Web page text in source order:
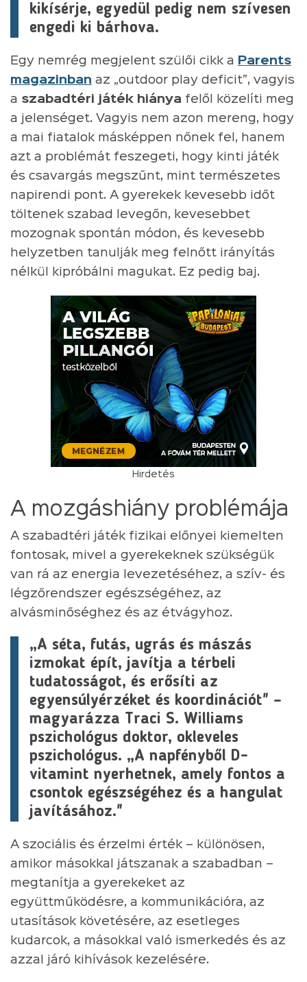
kikísérje, egyedül pedig nem szívesen
engedi ki bárhova.
Egy nemrég megjelent szülői cikk a Parents
magazinban az „outdoor play deficit”, vagyis
a szabadtéri játék hiánya felől közelíti meg
a jelenséget. Vagyis nem azon mereng, hogy
a mai fiatalok másképpen nőnek fel, hanem
azt a problémát feszegeti, hogy kinti játék
és csavargás megszűnt, mint természetes
napirendi pont. A gyerekek kevesebb időt
töltenek szabad levegőn, kevesebbet
mozognak spontán módon, és kevesebb
helyzetben tanulják meg felnőtt irányítás
nélkül kipróbálni magukat. Ez pedig baj.
Hirdetés
A mozgáshiány problémája
A szabadtéri játék fizikai előnyei kiemelten
fontosak, mivel a gyerekeknek szükségük
van rá az energia levezetéséhez, a szív- és
légzőrendszer egészségéhez, az
alvásminőséghez és az étvágyhoz.
„A séta, futás, ugrás és mászás
izmokat épít, javítja a térbeli
tudatosságot, és erősíti az
egyensúlyérzéket és koordinációt" –
magyarázza Traci S. Williams
pszichológus doktor, okleveles
pszichológus. „A napfényből D-
vitamint nyerhetnek, amely fontos a
csontok egészségéhez és a hangulat
javításához."
A szociális és érzelmi érték – különösen,
amikor másokkal játszanak a szabadban –
megtanítja a gyerekeket az
együttműködésre, a kommunikációra, az
utasítások követésére, az esetleges
kudarcok, a másokkal való ismerkedés és az
azzal járó kihívások kezelésére.